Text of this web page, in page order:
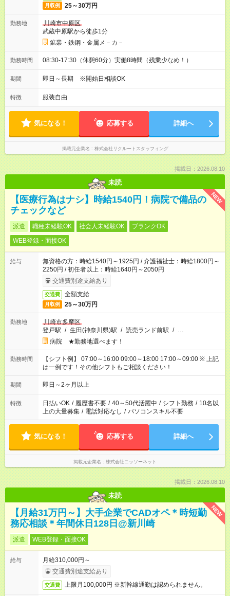
月収例 25～30万円
勤務地
川崎市中原区
武蔵中原駅から徒歩1分
鉱業・鉄鋼・金属メ－カ－
勤務時間 08:30-17:30（休憩60分）実働8時間（残業少なめ！）
期間 即日～長期 ※開始日相談OK
特徴 服装自由
気になる！ 応募する 詳細へ
掲載元企業名 株式会社リクルートスタッフィング
掲載日：2026.08.10
未読
NEW
【医療行為はナシ】時給1540円！病院で備品の
チェックなど
派遣 職種未経験OK 社会人未経験OK
ブランクOK
WEB登録・面接OK
給与
無資格の方：時給1540円～1925円 / 介護福祉士：時給1800円～
2250円 / 初任者以上：時給1640円～2050円
交通費別途支給あり
交通費 全額支給
月収例 25～30万円
勤務地
川崎市多摩区
登戸駅 / 生田(神奈川県)駅 / 読売ランド前駅 / …
病院 ★勤務地選べます！
勤務時間
【シフト例】 07:00～16:00 09:00～18:00 17:00～09:00 ※ 上記
は一例です！その他シフトもご相談ください！
期間 即日～2ヶ月以上
特徴 日払いOK / 履歴書不要 / 40～50代活躍中 / シフト勤務 / 10名以
上の大量募集 / 電話対応なし / パソコンスキル不要
気になる！ 応募する 詳細へ
掲載元企業名 株式会社ニッソーネット
掲載日：2026.08.10
未読
NEW
【月給31万円～】大手企業でCADオペ＊時短勤
務応相談＊年間休日128日@新川崎
派遣 WEB登録・面接OK
給与
月給310,000円～
交通費別途支給あり
交通費 上限月100,000円 ※新幹線通勤は認められません。